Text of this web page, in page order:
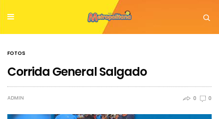
FOTOS
Corrida General Salgado
ADMIN 0 0